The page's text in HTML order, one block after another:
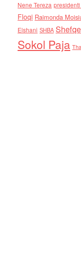
Nene Tereza
Floqi Raimonda
Elshani SHBA
Sokol Paja